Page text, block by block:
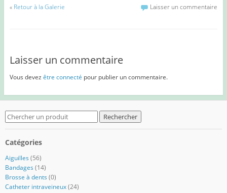
« Retour à la Galerie Laisser un commentaire
Laisser un commentaire
Vous devez être connecté pour publier un commentaire.
Search
for:
Catégories
Aiguilles (56)
Bandages (14)
Brosse à dents (0)
Catheter intraveineux (24)